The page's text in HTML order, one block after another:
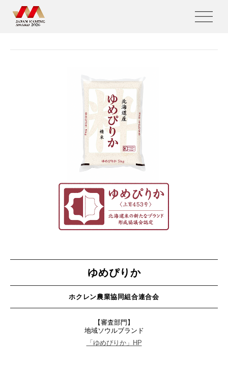
ゆめぴりか
ホクレン農業協同組合連合会
【審査部門】
地域ソウルブランド
「ゆめぴりか」HP